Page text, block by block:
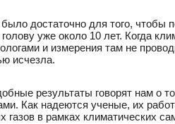
было достаточно для того, чтобы
уже около 10 лет. Когда
и измерения там не
исчезла.
результаты говорят нам о
Как надеются ученые, их
газов в рамках климатических